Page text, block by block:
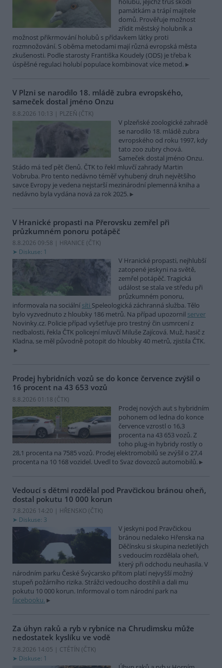
památkám a trápí majitele
domů. Prověřuje možnost
zřídit městský holubník a
možnost přikrmování holubů s přídavkem látky proti
rozmnožování. S oběma metodami mají různá evropská města
zkušenosti. Podle starosty Františka Koudely (ODS) je třeba k
úspěšné regulaci holubí populace kombinovat více metod.
V Plzni se narodilo 18. mládě zubra evropského,
sameček dostal jméno Onzu
8.8.2026 10:13 | PLZEŇ (ČTK)
V plzeňské zoologické zahradě
se narodilo 18. mládě zubra
evropského od roku 1997, kdy
tato zoo zubry chová.
Sameček dostal jméno Onzu.
Stádo má teď pět členů. ČTK to řekl mluvčí zahrady Martin
Vobruba. Pro tento nedávno téměř vyhubený druh největšího
savce Evropy je vedena nejstarší mezinárodní plemenná kniha a
nedávno byla vydána nová za rok 2025.
V Hranické propasti na Přerovsku zemřel při
průzkumném ponoru potápěč
8.8.2026 09:58 | HRANICE (ČTK)
Diskuse: 1
V Hranické propasti, nejhlubší
zatopené jeskyni na světě,
zemřel potápěč. Tragická
událost se stala ve středu při
průzkumném ponoru,
informovala na sociální síti Speleologická záchranná služba. Tělo
bylo vyzvednuto z hloubky 186 metrů. Na případ upozornil server
Novinky.cz. Policie případ vyšetřuje pro trestný čin usmrcení z
nedbalosti, řekla ČTK policejní mluvčí Miluše Zajícová. Muž, hasič z
Kladna, se měl původně potopit do hloubky 40 metrů, zjistila ČTK.
Prodej hybridních vozů se do konce července zvýšil o
16 procent na 43 653 vozů
8.8.2026 01:18 (ČTK)
Prodej nových aut s hybridním
pohonem od ledna do konce
července vzrostl o 16,3
procenta na 43 653 vozů. Z
toho plug-in hybridy rostly o
28,1 procenta na 7585 vozů. Prodej elektromobilů se zvýšil o 27,4
procenta na 10 168 vozidel. Uvedl to Svaz dovozců automobilů.
Vedoucí s dětmi rozdělal pod Pravčickou bránou oheň,
dostal pokutu 10 000 korun
7.8.2026 14:20 | HŘENSKO (ČTK)
Diskuse: 3
V jeskyni pod Pravčickou
bránou nedaleko Hřenska na
Děčínsku si skupina nezletilých
s vedoucím rozdělala oheň,
který při odchodu neuhasila. V
národním parku České Švýcarsko přitom platí nejvyšší možný
stupeň požárního rizika. Strážci vedoucího dostihli a dali mu
pokutu 10 000 korun. Informoval o tom národní park na
facebooku.
Za úhyn raků a ryb v rybníce na Chrudimsku může
nedostatek kyslíku ve vodě
7.8.2026 14:05 | CTĚTÍN (ČTK)
Diskuse: 1